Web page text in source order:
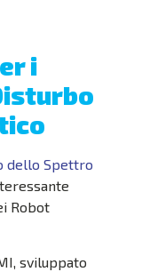
i
dello Spettro
Robot
sviluppato